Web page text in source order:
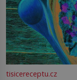
tisicereceptu.cz